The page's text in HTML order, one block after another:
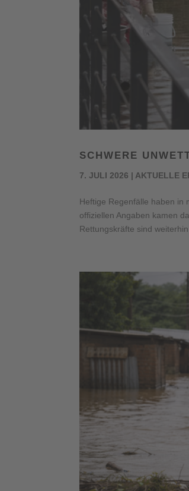
SCHWERE
7. JULI 2026 | AKTUELLE
Heftige Regenfälle haben in
offiziellen Angaben kamen
Rettungskräfte sind